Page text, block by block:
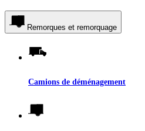
Remorques et remorquage
Camions de déménagement